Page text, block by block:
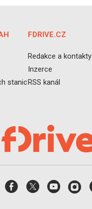
stanic
FDRIVE.CZ
Redakce a kontakty
Inzerce
RSS kanál